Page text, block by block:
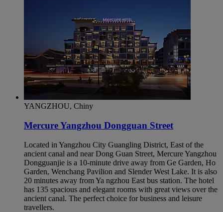
YANGZHOU, Chiny
Mercure Yangzhou Dongguan Street
Located in Yangzhou City Guangling District, East of the
ancient canal and near Dong Guan Street, Mercure Yangzhou
Dongguanjie is a 10-minute drive away from Ge Garden, Ho
Garden, Wenchang Pavilion and Slender West Lake. It is also
20 minutes away from Ya ngzhou East bus station. The hotel
has 135 spacious and elegant rooms with great views over the
ancient canal. The perfect choice for business and leisure
travellers.